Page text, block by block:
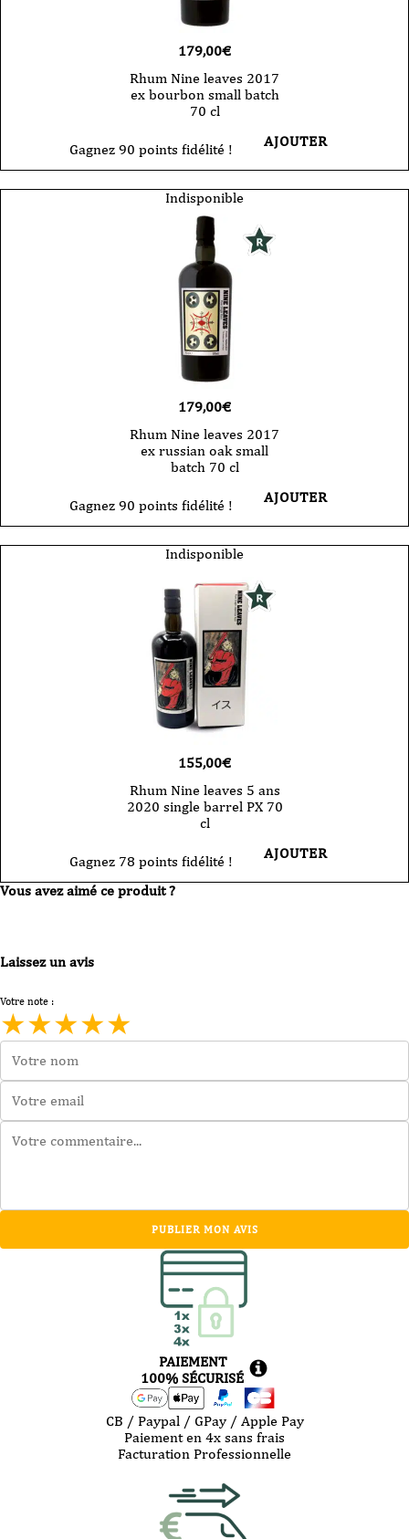
179,00€
Rhum Nine leaves 2017
ex bourbon small batch
70 cl
Gagnez 90 points fidélité ! AJOUTER
Indisponible
179,00€
Rhum Nine leaves 2017
ex russian oak small
batch 70 cl
Gagnez 90 points fidélité ! AJOUTER
Indisponible
155,00€
Rhum Nine leaves 5 ans
2020 single barrel PX 70
cl
Gagnez 78 points fidélité ! AJOUTER
Vous avez aimé ce produit ?
Laissez un avis
Votre note :
★★★★★
PUBLIER MON AVIS
PAIEMENT
100% SÉCURISÉ
CB / Paypal / GPay / Apple Pay
Paiement en 4x sans frais
Facturation Professionnelle